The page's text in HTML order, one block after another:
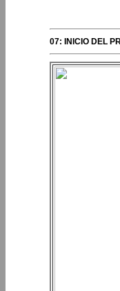
07: INICIO DEL